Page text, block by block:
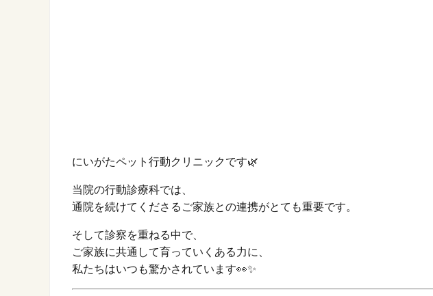
にいがたペット行動クリニックです🌿
当院の行動診療科では、
通院を続けてくださるご家族との連携がとても重要です。
そして診察を重ねる中で、
ご家族に共通して育っていくある力に、
私たちはいつも驚かされています👀✨